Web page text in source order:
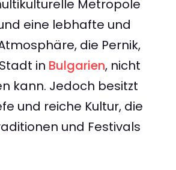
Metropole
eine lebhafte und
die Pernik,
in Bulgarien, nicht
kann. Jedoch besitzt
und reiche Kultur, die
und Festivals